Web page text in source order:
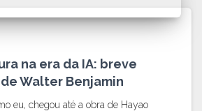
na era da IA: breve
Walter Benjamin
eu, chegou até a obra de Hayao